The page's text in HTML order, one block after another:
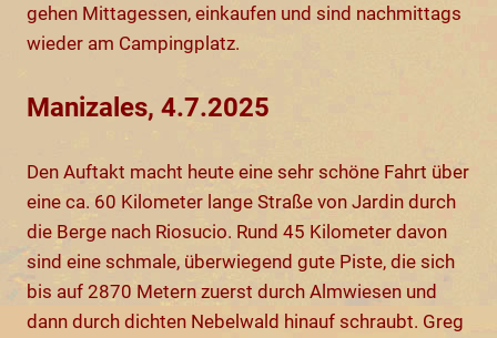
gehen Mittagessen, einkaufen und sind nachmittags
wieder am Campingplatz.
Manizales, 4.7.2025
Den Auftakt macht heute eine sehr schöne Fahrt über
eine ca. 60 Kilometer lange Straße von Jardin durch
die Berge nach Riosucio. Rund 45 Kilometer davon
sind eine schmale, überwiegend gute Piste, die sich
bis auf 2870 Metern zuerst durch Almwiesen und
dann durch dichten Nebelwald hinauf schraubt. Greg